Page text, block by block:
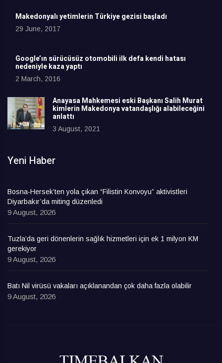
Makedonyalı yetimlerin Türkiye gezisi başladı
29 June, 2017
Google’ın sürücüsüz otomobili ilk defa kendi hatası
nedeniyle kaza yaptı
2 March, 2016
Anayasa Mahkemesi eski Başkanı Salih Murat
kimlerin Makedonya vatandaşlığı alabileceğini
anlattı
3 August, 2021
Yeni Haber
Bosna-Hersek’ten yola çıkan “Filistin Konvoyu” aktivistleri
Diyarbakır’da miting düzenledi
9 August, 2026
Tuzla’da geri dönenlerin sağlık hizmetleri için ek 1 milyon KM
gerekiyor
9 August, 2026
Batı Nil virüsü vakaları açıklanandan çok daha fazla olabilir
9 August, 2026